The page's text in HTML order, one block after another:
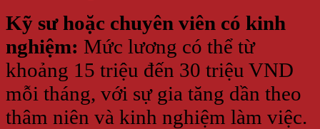
Kỹ sư hoặc chuyên viên có kinh
nghiệm: Mức lương có thể từ
khoảng 15 triệu đến 30 triệu VND
mỗi tháng, với sự gia tăng dần theo
thâm niên và kinh nghiệm làm việc.